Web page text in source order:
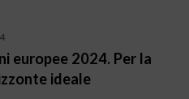
europee 2024. Per la
ideale